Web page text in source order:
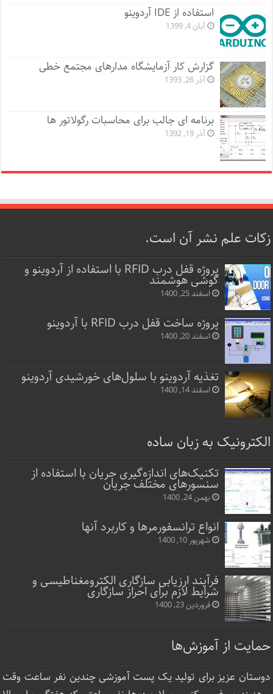
استفاده از IDE آردوینو
آبان 4, 1399
گزارش کار آزمایشگاه مدارهای مجتمع خطی
آذر 26, 1393
برنامه ای جالب برای محاسبات رگولاتور ها
آذر 19, 1392
زکات علم نشر آن است.
پروژه قفل‌ درب RFID با استفاده از آردوینو و
گوشی هوشمند
اسفند 25, 1400
پروژه ساخت قفل‌ درب RFID با آردوینو
اسفند 20, 1400
تغذیه آردوینو با سلول‌های خورشیدی آردوینو
اسفند 14, 1400
الکترونیک به زبان ساده
تکنیک‌های اندازه‌گیری جریان با استفاده از
سنسورهای مختلف جریان
بهمن 24, 1400
انواع ترانسفورمرها و کاربرد آنها
شهریور 10, 1400
فرآیند ارزیابی سازگاری الکترومغناطیسی و
شرایط لازم برای احراز سازگاری
فروردین 23, 1400
حمایت از آموزش‌ها
دوستان عزیز برای تولید یک پست آموزشی چندین نفر ساعت‌ وقت